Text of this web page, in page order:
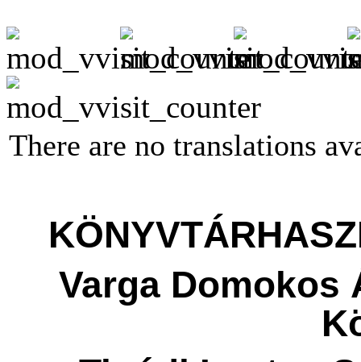
There are no translations
Varga Domokos